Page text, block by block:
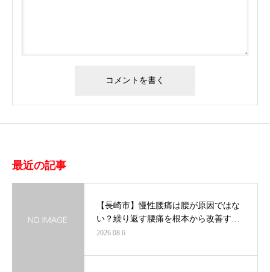
最近の記事
【長崎市】慢性腰痛は腰が原因ではな
い？繰り返す腰痛を根本から改善す…
2026.08.6